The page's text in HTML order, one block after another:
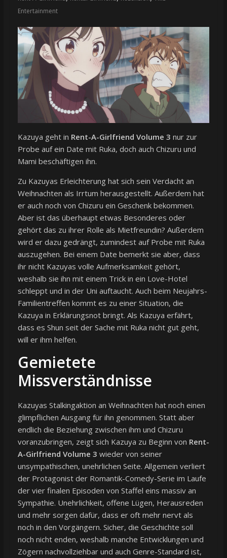
Entertainment
Kazuya geht in Rent-A-Girlfriend Volume 3 nur zur
Probe auf ein Date mit Ruka, doch auch Chizuru und
Mami beschäftigen ihn.
Zu Kazuyas Erleichterung hat sich sein Verdacht an
Weihnachten als Irrtum herausgestellt. Außerdem hat
er auch noch von Chizuru ein Geschenk bekommen.
Aber ist das überhaupt etwas Besonderes oder
gehört das zu ihrer Rolle als Mietfreundin? Außerdem
wird er dazu gedrängt, zumindest auf Probe mit Ruka
auszugehen. Bei einem Date bemerkt sie aber, dass
ihr nicht Kazuyas volle Aufmerksamkeit gehört,
weshalb sie ihn mit einem Trick in ein Love-Hotel
schleppt und in der Uni auftaucht. Auch beim Neujahrs-
Familientreffen kommt es zu einer Situation, die
Kazuya in Erklärungsnot bringt. Als Kazuya erfährt,
dass es Shun seit der Sache mit Ruka nicht gut geht,
will er ihm helfen.
Gemietete
Missverständnisse
Kazuyas Stalkingaktion an Weihnachten hat noch einen
glimpflichen Ausgang für ihn genommen. Statt aber
endlich die Beziehung zwischen ihm und Chizuru
voranzubringen, zeigt sich Kazuya zu Beginn von Rent-
A-Girlfriend Volume 3 wieder von seiner
unsympathischen, unehrlichen Seite. Allgemein verliert
der Protagonist der Romantik-Comedy-Serie im Laufe
der vier finalen Episoden von Staffel eins massiv an
Sympathie. Unehrlichkeit, offene Lügen, Herausreden
und mehr sorgen dafür, dass er oft mehr nervt als
noch in den Vorgängern. Sicher, die Geschichte soll
noch nicht enden, weshalb manche Entwicklungen und
Zögern nachvollziehbar und auch Genre-Standard ist,